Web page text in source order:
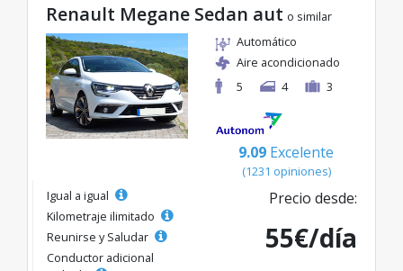
Renault Megane Sedan aut o similar
Automático
Aire acondicionado
5
4 3
9.09 Excelente
(1231 opiniones)
Igual a igual
Kilometraje ilimitado
Reunirse y Saludar
Conductor adicional
Precio desde:
55€/día